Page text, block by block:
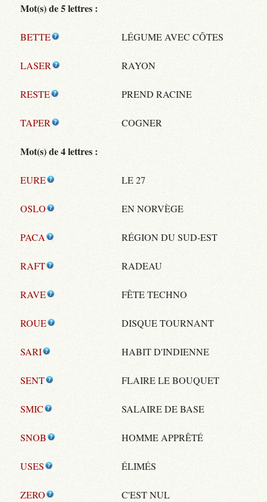
Mot(s) de 5 lettres :
BETTE LÉGUME AVEC CÔTES
LASER RAYON
RESTE PREND RACINE
TAPER COGNER
Mot(s) de 4 lettres :
EURE LE 27
OSLO EN NORVÈGE
PACA RÉGION DU SUD-EST
RAFT RADEAU
RAVE FÊTE TECHNO
ROUE DISQUE TOURNANT
SARI HABIT D'INDIENNE
SENT FLAIRE LE BOUQUET
SMIC SALAIRE DE BASE
SNOB HOMME APPRÊTÉ
USES ÉLIMÉS
ZERO C'EST NUL